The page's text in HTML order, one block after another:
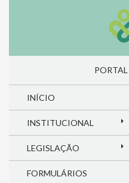
INÍCIO
INSTITUCIONAL
LEGISLAÇÃO
FORMULÁRIOS